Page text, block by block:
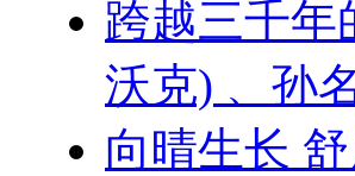
跨越三千年
沃克) 、孙
向晴生长